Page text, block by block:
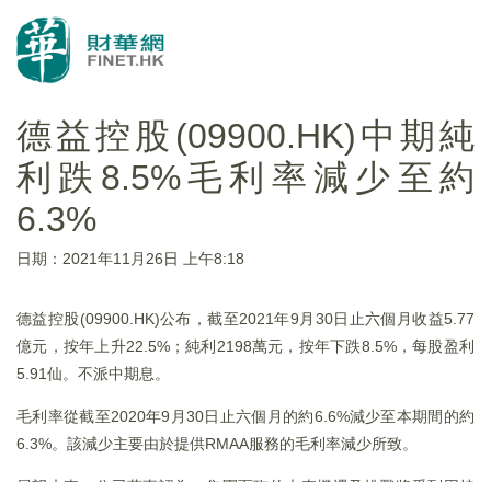
德益控股(09900.HK)中期純
利跌8.5%毛利率減少至約
6.3%
日期：2021年11月26日 上午8:18
德益控股(09900.HK)公布，截至2021年9月30日止六個月收益5.77
億元，按年上升22.5%；純利2198萬元，按年下跌8.5%，每股盈利
5.91仙。不派中期息。
毛利率從截至2020年9月30日止六個月的約6.6%減少至本期間的約
6.3%。該減少主要由於提供RMAA服務的毛利率減少所致。